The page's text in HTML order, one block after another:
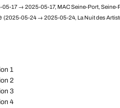
05-17 → 2025-05-17, MAC Seine-Port, Seine-
(2025-05-24 → 2025-05-24, La Nuit des
1
2
3
4